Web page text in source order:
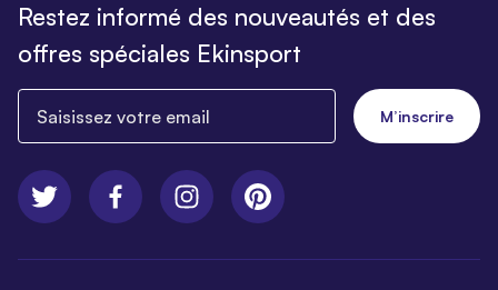
Restez informé des nouveautés et des
offres spéciales Ekinsport
M’inscrire